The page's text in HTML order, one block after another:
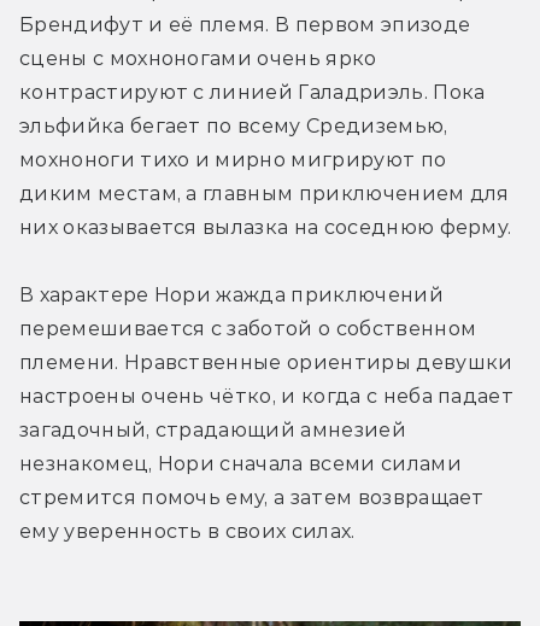
Брендифут и её племя. В первом эпизоде
сцены с мохноногами очень ярко
контрастируют с линией Галадриэль. Пока
эльфийка бегает по всему Средиземью,
мохноноги тихо и мирно мигрируют по
диким местам, а главным приключением для
них оказывается вылазка на соседнюю ферму.
В характере Нори жажда приключений
перемешивается с заботой о собственном
племени. Нравственные ориентиры девушки
настроены очень чётко, и когда с неба падает
загадочный, страдающий амнезией
незнакомец, Нори сначала всеми силами
стремится помочь ему, а затем возвращает
ему уверенность в своих силах.